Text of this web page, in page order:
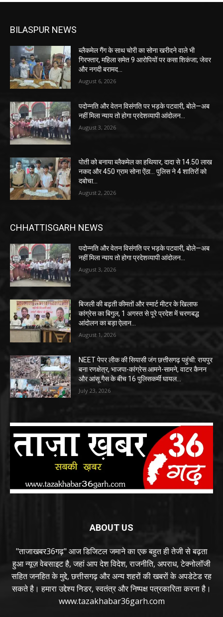
BILASPUR NEWS
ब्लैकमेल गैंग के साथ चोरी का सोना खरीदने वाले भी
गिरफ्तार, महिला समेत 9 आरोपियों पर कसा शिकंजा; जेवर
और नगदी बरामद…
August 6, 2026
पदोन्नति और वेतन विसंगति पर भड़के पटवारी, बोले—अब
नहीं मिला न्याय तो होगा प्रदेशव्यापी आंदोलन…
August 3, 2026
पोती को बनाया ब्लैकमेल का हथियार, दादा से 14.50 लाख
नकद और 450 ग्राम सोना ऐंठा… पुलिस ने 4 शातिरों को
दबोचा…
August 2, 2026
CHHATTISGARH NEWS
पदोन्नति और वेतन विसंगति पर भड़के पटवारी, बोले—अब
नहीं मिला न्याय तो होगा प्रदेशव्यापी आंदोलन…
August 3, 2026
बिजली की बढ़ती कीमतों और स्मार्ट मीटर के खिलाफ
कांग्रेस का बिगुल, 1 अगस्त से पूरे प्रदेश में चरणबद्ध
आंदोलन का बड़ा ऐलान…
August 1, 2026
NEET पेपर लीक की सियासी जंग छत्तीसगढ़ पहुंची: रायपुर
बना रणक्षेत्र, भाजपा-कांग्रेस आमने-सामने, वाटर कैनन
और आंसू गैस के बीच 16 पुलिसकर्मी घायल…
July 23, 2026
ABOUT US
"ताजाखबर36गढ़" आज डिजिटल जमाने का एक बहुत ही तेजी से बढ़ता
हुआ न्यूज़ वेबसाइट है, जहां आप देश विदेश, राजनीति, अपराध, टेक्नोलॉजी
सहित जनहित के मुद्दे, छत्तीसगढ़ और अन्य शहरों की खबरों के अपडेटेड रह
सकते है। हमारा उद्देश्य निडर, स्वतंत्र और निष्पक्ष पत्रकारिता करना है।
www.tazakhabar36garh.com